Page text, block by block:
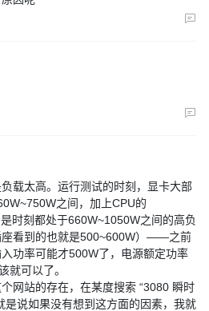
载太高。运行测试的时刻，显卡大部
之间，加上CPU的
时刻都处于660W~1050W之间的高负
座看到的也就是500~600W）——之前
功率可能才500W了，电源额定功率
就可以了。
网站的存在，在某度搜索 “3080 瞬时
是说如果没有想到这方面的因素，我就